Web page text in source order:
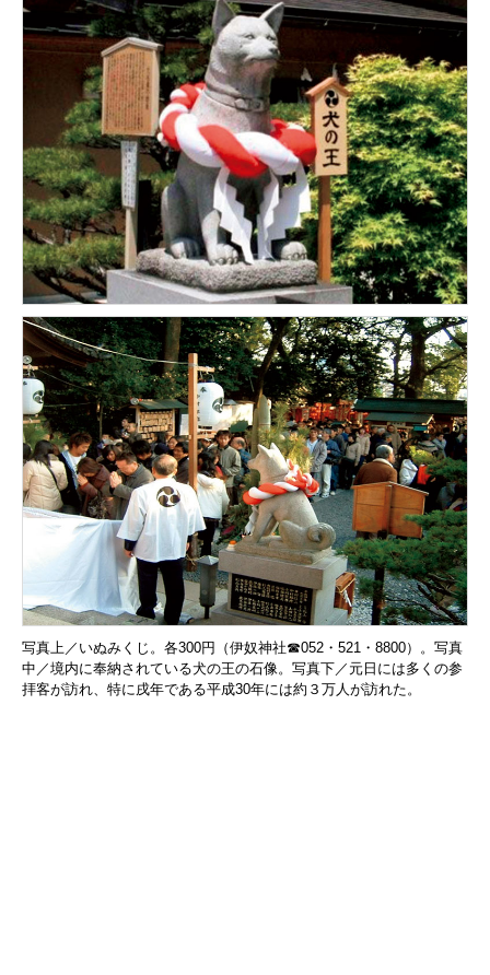
写真上／いぬみくじ。各300円（伊奴神社☎052・521・8800）。写真
中／境内に奉納されている犬の王の石像。写真下／元日には多くの参
拝客が訪れ、特に戌年である平成30年には約３万人が訪れた。